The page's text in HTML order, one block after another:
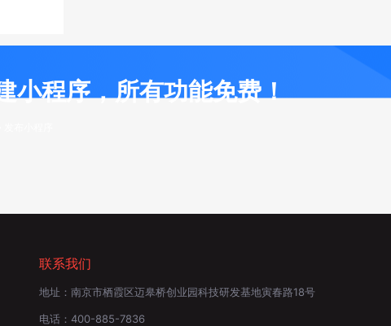
小程序，所有功能免费！
联系我们
地址： 南京市栖霞区迈皋桥创业园科技研发基地寅春路18号
电话： 400-885-7836